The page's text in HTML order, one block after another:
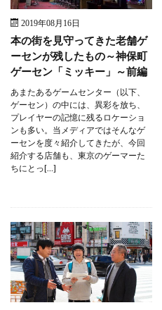
2019年08月16日
本の街を見守ってきた老舗ゲ
ーセンが残したもの～神保町
ゲーセン「ミッキー」～前編
あまたあるゲームセンター（以下、
ゲーセン）の中には、異彩を放ち、
プレイヤーの記憶に残るロケーショ
ンも多い。当メディアではそんなゲ
ーセンを度々紹介してきたが、今回
紹介する店舗も、東京のゲーマーた
ちにとっ[…]